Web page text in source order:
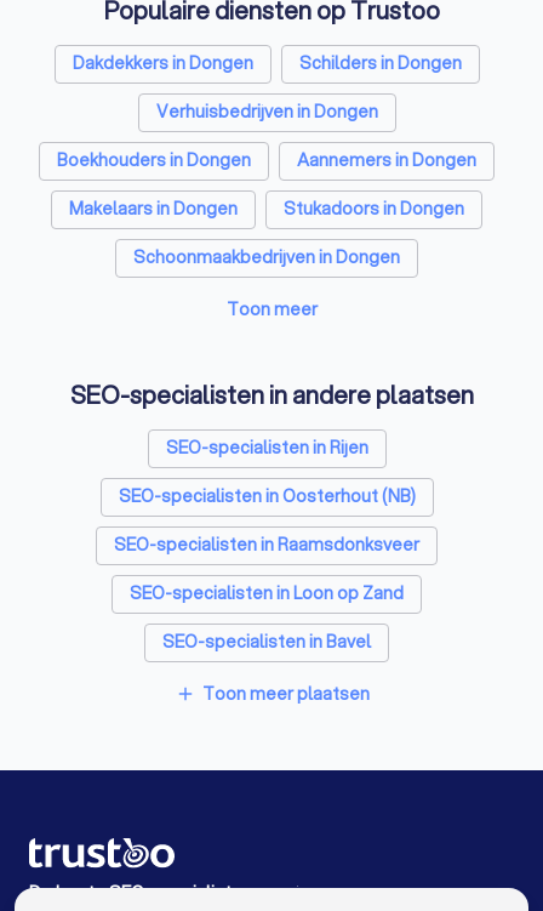
Reclamebureaus in Dongen
Accountants in Dongen
Populaire diensten op Trustoo
Dakdekkers in Dongen
Schilders in Dongen
Verhuisbedrijven in Dongen
Boekhouders in Dongen
Aannemers in Dongen
Makelaars in Dongen
Stukadoors in Dongen
Schoonmaakbedrijven in Dongen
Airco installateurs in Dongen
Energielabel adviseurs in Dongen
Rijscholen in Dongen
Advocaten in Dongen
Toon meer
SEO-specialisten in andere plaatsen
SEO-specialisten in Rijen
SEO-specialisten in Oosterhout (NB)
SEO-specialisten in Raamsdonksveer
SEO-specialisten in Loon op Zand
SEO-specialisten in Bavel
SEO-specialisten in Made
SEO-specialisten in Ulvenhout
add Toon meer plaatsen
De beste SEO-specialisten voor jou